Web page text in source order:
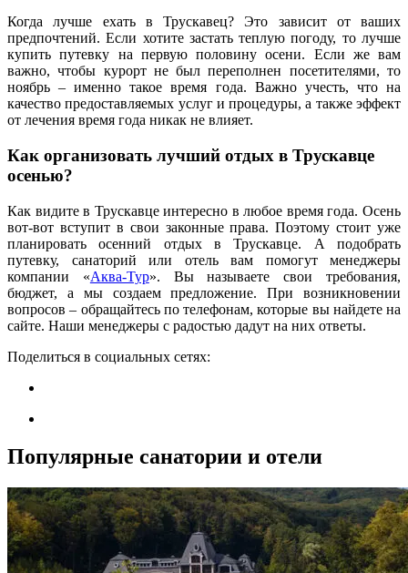
Когда лучше ехать в Трускавец? Это зависит от ваших
предпочтений. Если хотите застать теплую погоду, то лучше
купить путевку на первую половину осени. Если же вам
важно, чтобы курорт не был переполнен посетителями, то
ноябрь – именно такое время года. Важно учесть, что на
качество предоставляемых услуг и процедуры, а также эффект
от лечения время года никак не влияет.
Как организовать лучший отдых в Трускавце
осенью?
Как видите в Трускавце интересно в любое время года. Осень
вот-вот вступит в свои законные права. Поэтому стоит уже
планировать осенний отдых в Трускавце. А подобрать
путевку, санаторий или отель вам помогут менеджеры
компании «Аква-Тур». Вы называете свои требования,
бюджет, а мы создаем предложение. При возникновении
вопросов – обращайтесь по телефонам, которые вы найдете на
сайте. Наши менеджеры с радостью дадут на них ответы.
Поделиться в социальных сетях:
Популярные санатории и отели